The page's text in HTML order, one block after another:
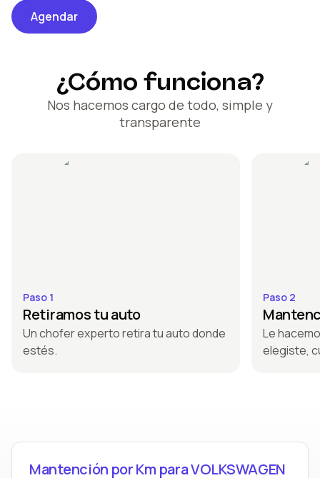
Agendar
¿Cómo funciona?
Nos hacemos cargo de todo, simple y
transparente
Paso 1
Retiramos tu auto
Un chofer experto retira tu auto donde
estés.
Paso 2
Le
elegiste,
Mantención por Km para VOLKSWAGEN